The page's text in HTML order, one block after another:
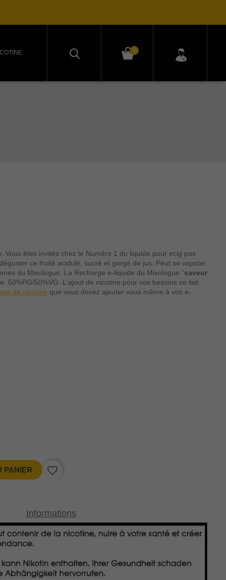
0
Vous êtes invités chez le Numéro 1 du liquide pour ecig pas
ce fruité acidulé, sucré et gorgé de jus. Peut se vapoter
du Mixologue. La Recharge e-liquide du Mixologue "saveur
50%PG/50%VG. L'ajout de nicotine pour vos besoins ce fait
de nicotine que vous devez ajouter vous même à vos e-
PANIER favorite_border
Informations